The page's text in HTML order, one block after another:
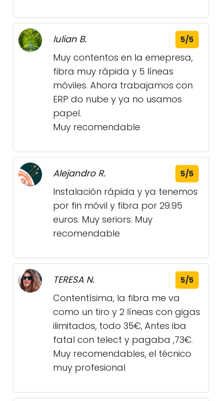
Iulian B. 5/5
Muy contentos en la emepresa,
fibra muy rápida y 5 líneas
móviles. Ahora trabajamos con
ERP do nube y ya no usamos
papel.
Muy recomendable
Alejandro R. 5/5
Instalación rápida y ya tenemos
por fin móvil y fibra por 29.95
euros. Muy seriors. Muy
recomendable
TERESA N. 5/5
Contentísima, la fibra me va
como un tiro y 2 líneas con gigas
ilimitados, todo 35€, Antes iba
fatal con telect y pagaba ,73€.
Muy recomendables, el técnico
muy profesional